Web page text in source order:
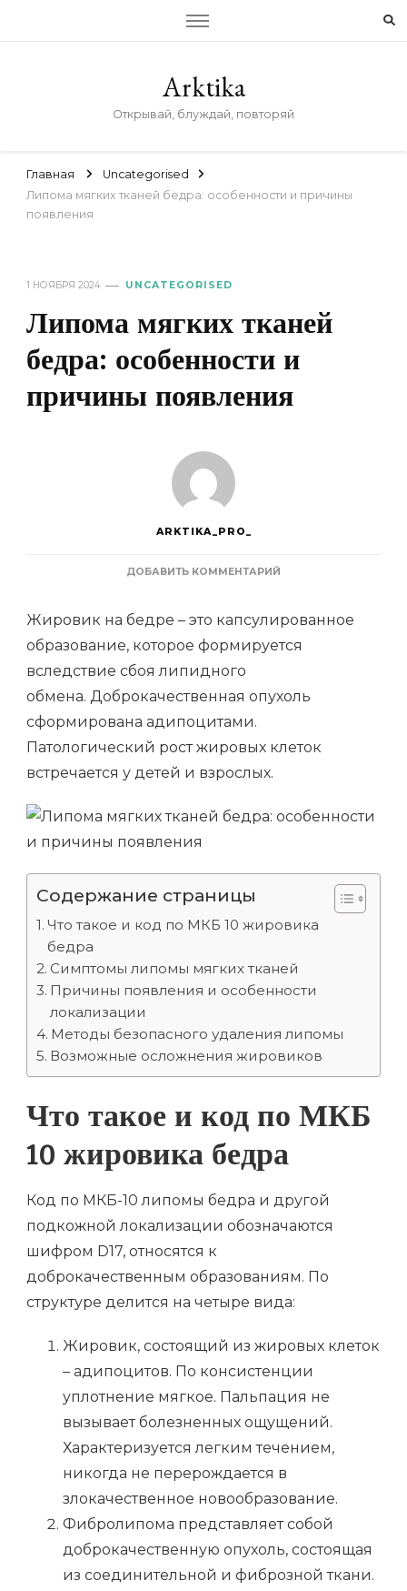
Arktika
Открывай, блуждай, повторяй
Главная
Uncategorised
Липома мягких тканей бедра: особенности и причины
появления
1 НОЯБРЯ 2024 UNCATEGORISED
Липома мягких тканей
бедра: особенности и
причины появления
ARKTIKA_PRO_
ДОБАВИТЬ КОММЕНТАРИЙ
МЯГКИХ
БЕДРА:
ПРИЧИНЫ
Жировик на бедре – это капсулированное
образование, которое формируется
вследствие сбоя липидного
обмена. Доброкачественная опухоль
сформирована адипоцитами.
Патологический рост жировых клеток
встречается у детей и взрослых.
Содержание страницы
Что такое и код по МКБ 10 жировика
бедра
Симптомы липомы мягких тканей
Причины появления и особенности
локализации
Методы безопасного удаления липомы
Возможные осложнения жировиков
Что такое и код по МКБ
10 жировика бедра
Код по МКБ-10 липомы бедра и другой
подкожной локализации обозначаются
шифром D17, относятся к
доброкачественным образованиям. По
структуре делится на четыре вида:
Жировик, состоящий из жировых клеток
– адипоцитов. По консистенции
уплотнение мягкое. Пальпация не
вызывает болезненных ощущений.
Характеризуется легким течением,
никогда не перерождается в
злокачественное новообразование.
Фибролипома представляет собой
доброкачественную опухоль, состоящая
из соединительной и фиброзной ткани.